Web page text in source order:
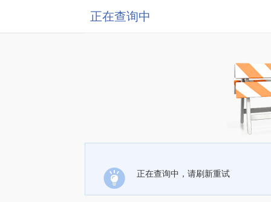
正在查询中
正在查询中，请刷新重试